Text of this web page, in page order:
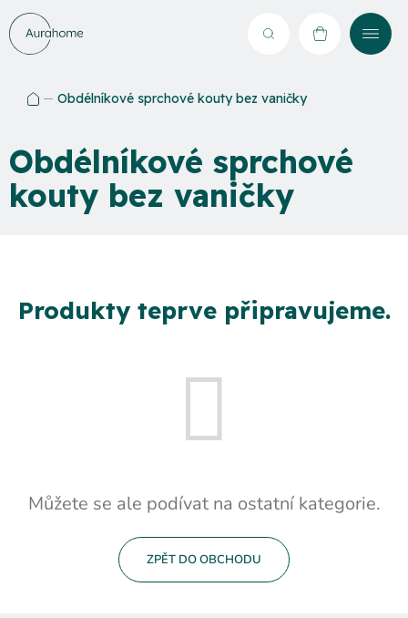
Přejít
na
obsah
Hledat NÁKUPNÍ
Obdélníkové sprchové kouty bez vaničky
Obdélníkové sprchové
kouty bez vaničky
Produkty teprve připravujeme.
Můžete se ale podívat na ostatní kategorie.
ZPĚT DO OBCHODU